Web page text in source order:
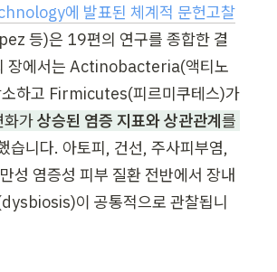
에 발표된 체계적 문헌고찰
등)은 19편의 연구를 종합한 결
장에서는 Actinobacteria(액티노
소하고 Firmicutes(피르미쿠테스)가
화가 상승된 염증 지표와 상관관계를
습니다. 아토피, 건선, 주사피부염,
성 염증성 피부 질환 전반에서 장내
이 공통적으로 관찰됩니